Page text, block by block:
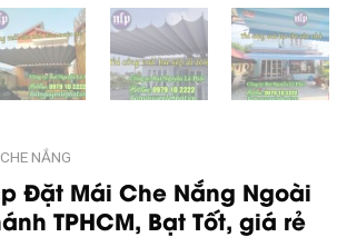
NẮNG
Đặt Mái Che Nắng Ngoài
TPHCM, Bạt Tốt, giá rẻ